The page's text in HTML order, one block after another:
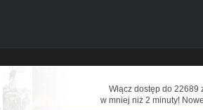
Włącz dostęp do
w mniej niż 2 minuty!